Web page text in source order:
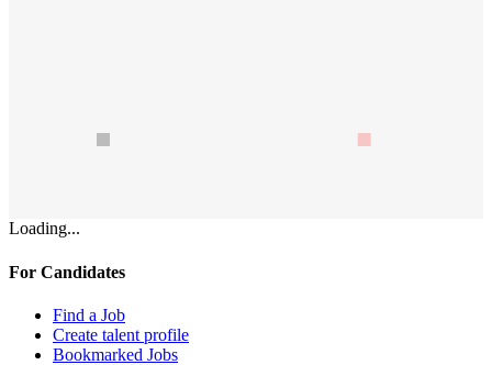
Loading...
For Candidates
Find a Job
Create talent profile
Bookmarked Jobs